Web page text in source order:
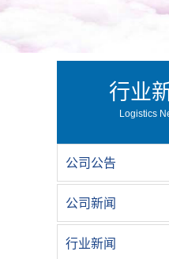
行业
Logistics
公司公告
公司新闻
行业新闻